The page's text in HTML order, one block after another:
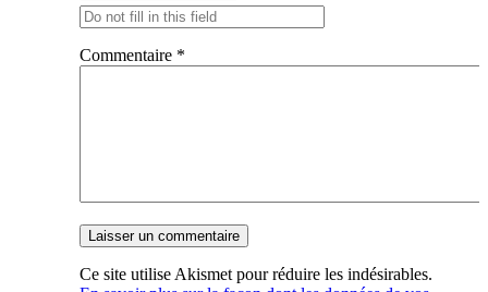
Commentaire *
Ce site utilise Akismet pour réduire les indésirables.